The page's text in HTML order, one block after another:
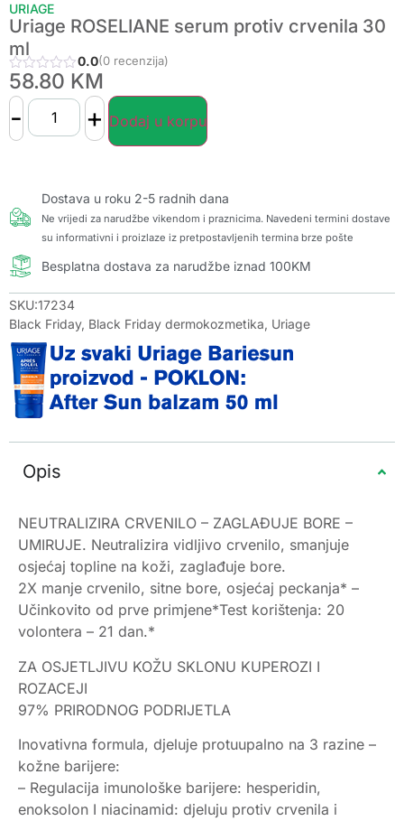
URIAGE
Uriage ROSELIANE serum protiv crvenila 30
ml
0.0(0 recenzija)
58.80 KM
- + Dodaj u korpu
Dostava u roku 2-5 radnih dana
Ne vrijedi za narudžbe vikendom i praznicima. Navedeni termini dostave
su informativni i proizlaze iz pretpostavljenih termina brze pošte
Besplatna dostava za narudžbe iznad 100KM
SKU:17234
Black Friday, Black Friday dermokozmetika, Uriage
Opis
NEUTRALIZIRA CRVENILO – ZAGLAĐUJE BORE –
UMIRUJE. Neutralizira vidljivo crvenilo, smanjuje
osjećaj topline na koži, zaglađuje bore.
2X manje crvenilo, sitne bore, osjećaj peckanja* –
Učinkovito od prve primjene*Test korištenja: 20
volontera – 21 dan.*
ZA OSJETLJIVU KOŽU SKLONU KUPEROZI I
ROZACEJI
97% PRIRODNOG PODRIJETLA
Inovativna formula, djeluje protuupalno na 3 razine –
kožne barijere:
– Regulacija imunološke barijere: hesperidin,
enoksolon I niacinamid: djeluju protiv crvenila i